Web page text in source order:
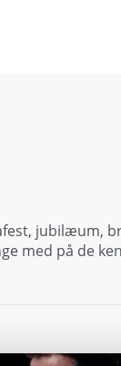
jubilæum,
med på de